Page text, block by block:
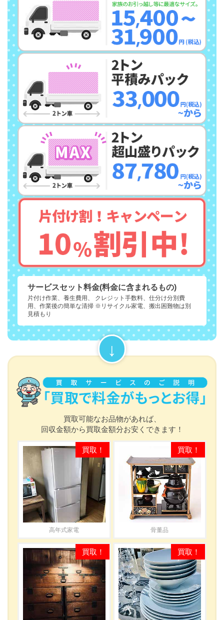
サービスセット料金(料金に含まれるもの)
片付け作業、養生費用、 クレジット手数料、仕分け分別費
用、作業後の簡単な清掃 ※リサイクル家電、搬出困難物は別
見積もり
買取可能なお品物があれば、
回収金額から買取金額分お安くできます！
高年式家電 骨董品